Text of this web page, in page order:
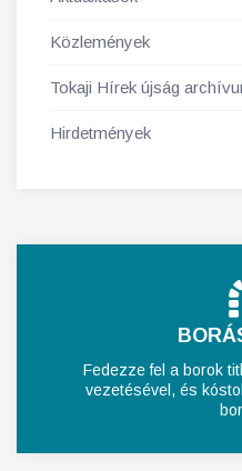
Közlemények
Tokaji Hírek újság
Hirdetmények
Fedezze fel a borok
vezetésével, és